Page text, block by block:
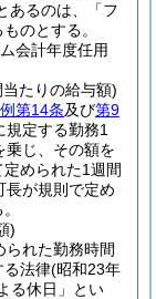
あるのは、「フ
のとする。
会計年度任用
たりの給与額)
第14条及び第9
規定する勤務1
乗じ、その額を
められた1週間
長が規則で定め
)
られた勤務時間
る法律(昭和23年
る休日」とい